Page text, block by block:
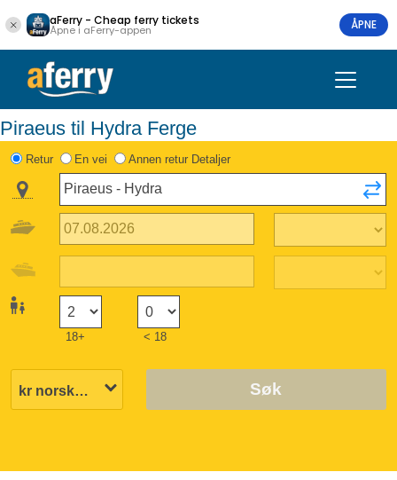
aFerry - Cheap ferry tickets
Åpne i aFerry-appen ÅPNE
Piraeus til Hydra Ferge
Retur En vei Annen retur Detaljer
18+ < 18
Søk